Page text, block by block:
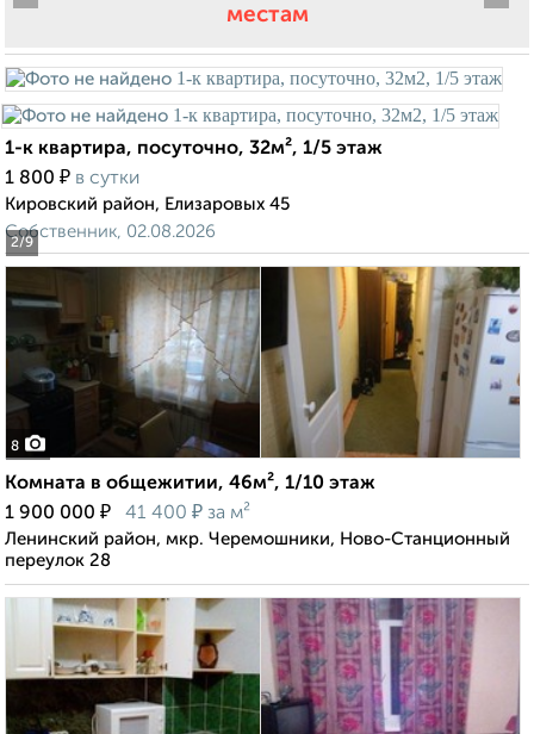
местам
2/9
1-к квартира, посуточно, 32м², 1/5 этаж
1 800 ₽ в сутки
Кировский район, Елизаровых 45
Собственник, 02.08.2026
8
Комната в общежитии, 46м², 1/10 этаж
1 900 000 ₽ 41 400 ₽ за м²
Ленинский район, мкр. Черемошники, Ново-Станционный
переулок 28